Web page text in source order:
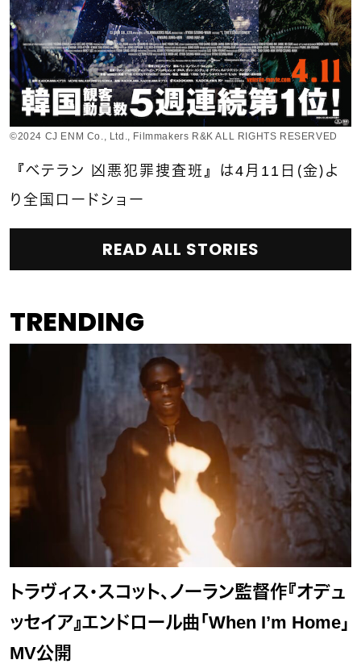
©︎2024 CJ ENM Co., Ltd., Filmmakers R&K ALL RIGHTS RESERVED
『ベテラン 凶悪犯罪捜査班』は4月11日（金）よ
り全国ロードショー
READ ALL STORIES
TRENDING
トラヴィス・スコット、ノーラン監督作『オデュ
ッセイア』エンドロール曲「When I’m Home」
MV公開